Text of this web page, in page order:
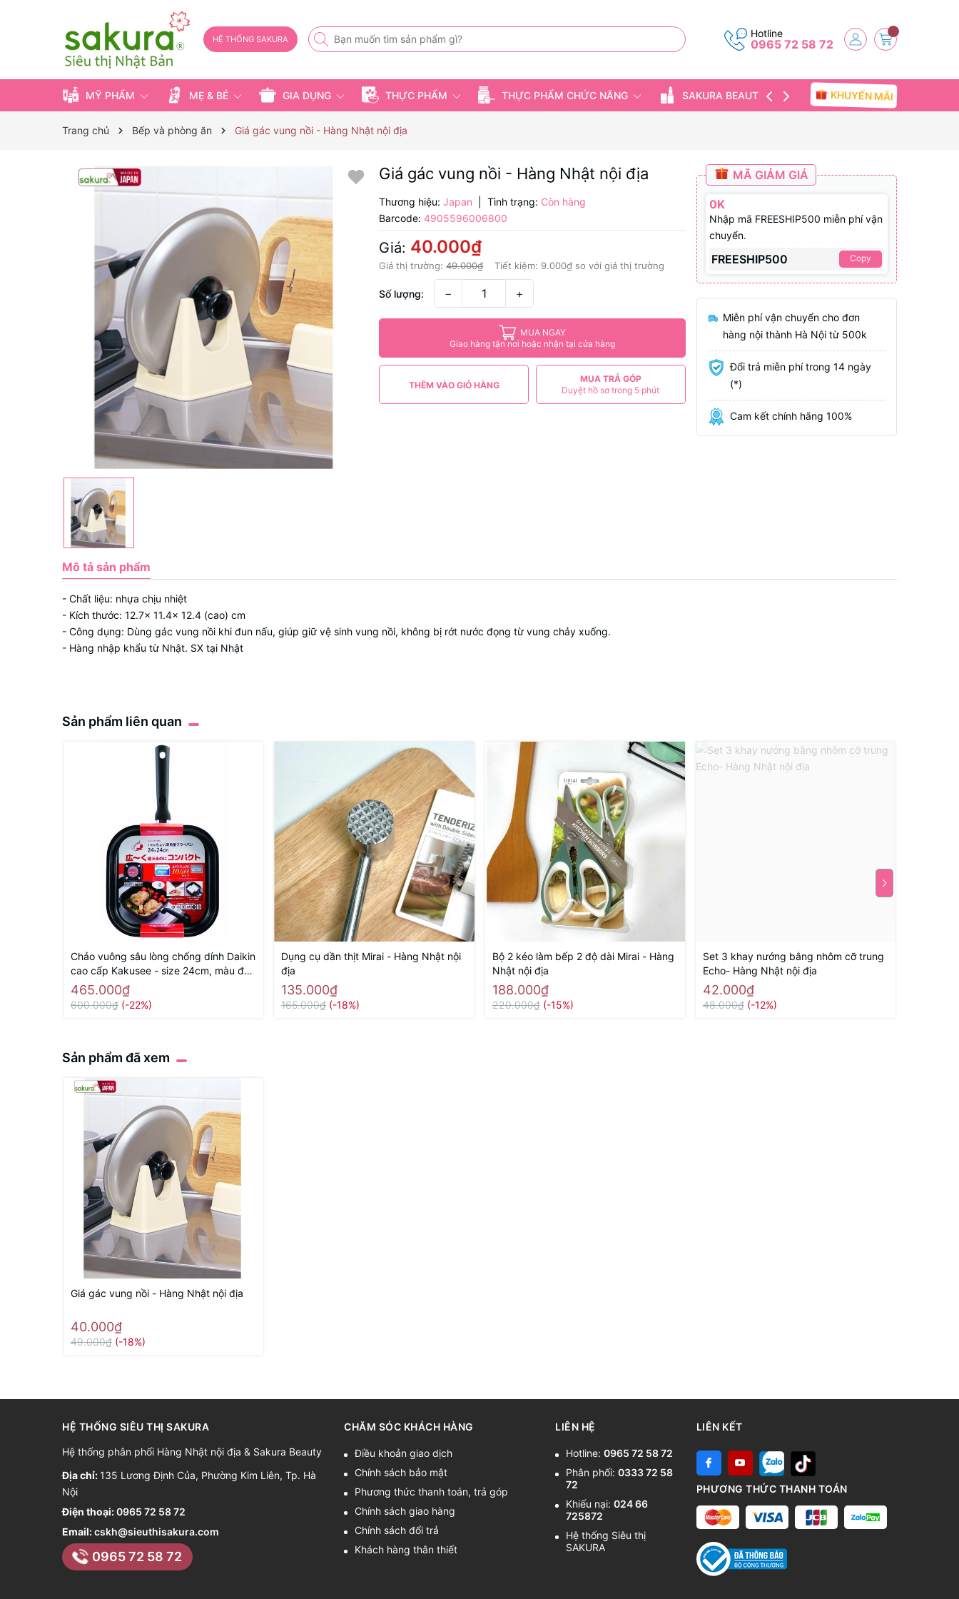
HỆ THỐNG SAKURA Hotline
0965 72 58 72
MỸ PHẨM MẸ & BÉ GIA DỤNG THỰC PHẨM THỰC PHẨM CHỨC NĂNG SAKURA BEAUTY TIN TỨC
KHUYẾN MÃI
Trang chủ Bếp và phòng ăn Giá gác vung nồi - Hàng Nhật nội địa
Giá gác vung nồi - Hàng Nhật nội địa
Thương hiệu: Japan Tình trạng: Còn hàng
Barcode: 4905596006800
Giá: 40.000₫
Giá thị trường:49.000₫ Tiết kiệm: 9.000₫ so với giá thị trường
Số lượng: − +
MUA NGAY
Giao hàng tận nơi hoặc nhận tại cửa hàng
THÊM VÀO GIỎ HÀNG
MUA TRẢ GÓP
Duyệt hồ sơ trong 5 phút
MÃ GIẢM GIÁ
0K
Nhập mã FREESHIP500 miễn phí vận
chuyển.
FREESHIP500 Copy
Miễn phí vận chuyển cho đơn
hàng nội thành Hà Nội từ 500k
Đổi trả miễn phí trong 14 ngày
(*)
Cam kết chính hãng 100%
Mô tả sản phẩm
- Chất liệu: nhựa chịu nhiệt
- Kích thước: 12.7× 11.4× 12.4 (cao) cm
- Công dụng: Dùng gác vung nồi khi đun nấu, giúp giữ vệ sinh vung nồi, không bị rớt nước đọng từ vung chảy xuống.
- Hàng nhập khẩu từ Nhật. SX tại Nhật
Sản phẩm liên quan
Chảo vuông sâu lòng chống dính Daikin
cao cấp Kakusee - size 24cm, màu đỏ
- Hàng Nhật nội địaa
465.000₫
600.000₫ (-22%)
Dụng cụ dần thịt Mirai - Hàng Nhật nội
địa
135.000₫
165.000₫ (-18%)
Bộ 2 kéo làm bếp 2 độ dài Mirai - Hàng
Nhật nội địa
188.000₫
220.000₫ (-15%)
Set 3 khay nướng bằng nhôm cỡ trung
Echo- Hàng Nhật nội địa
42.000₫
48.000₫ (-12%)
Sản phẩm đã xem
Giá gác vung nồi - Hàng Nhật nội địa
40.000₫
49.000₫ (-18%)
HỆ THỐNG SIÊU THỊ SAKURA
Hệ thống phân phối Hàng Nhật nội địa & Sakura Beauty
Địa chỉ: 135 Lương Định Của, Phường Kim Liên, Tp. Hà
Nội
Điện thoại:0965 72 58 72
Email:cskh@sieuthisakura.com
0965 72 58 72
CHĂM SÓC KHÁCH HÀNG
Điều khoản giao dịch
Chính sách bảo mật
Phương thức thanh toán, trả góp
Chính sách giao hàng
Chính sách đổi trả
Khách hàng thân thiết
LIÊN HỆ
Hotline:0965 72 58 72
Phân phối:0333 72 58
72
Khiếu nại:024 66
725872
Hệ thống Siêu thị
SAKURA
LIÊN KẾT
PHƯƠNG THỨC THANH TOÁN